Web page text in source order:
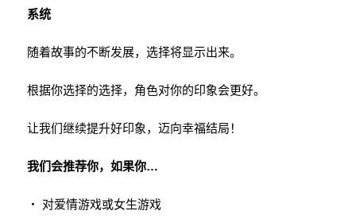
系统
随着故事的不断发展，选择将显示出来。
根据你选择的选择，角色对你的印象会更好。
让我们继续提升好印象，迈向幸福结局！
我们会推荐你，如果你…
‧ 对爱情游戏或女生游戏